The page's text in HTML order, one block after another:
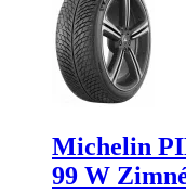
Michelin
99 W